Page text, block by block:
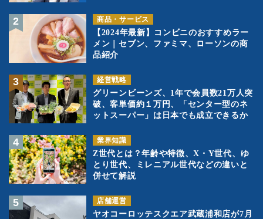
商品・サービス
【2024年最新】コンビニのおすすめラー
メン｜セブン、ファミマ、ローソンの商
品紹介
経営戦略
グリーンビーンズ、1年で会員数21万人突
破、客単価約１万円、「センター型のネ
ットスーパー」は日本でも成立できるか
業界知識
Z世代とは？年齢や特徴、X・Y世代、ゆ
とり世代、ミレニアル世代などの違いと
併せて解説
店舗運営
ヤオコーロッテスクエア武蔵浦和店が7月